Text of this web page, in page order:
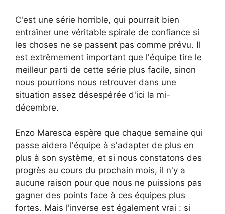
C'est une série horrible, qui pourrait bien
entraîner une véritable spirale de confiance si
les choses ne se passent pas comme prévu. Il
est extrêmement important que l'équipe tire le
meilleur parti de cette série plus facile, sinon
nous pourrions nous retrouver dans une
situation assez désespérée d'ici la mi-
décembre.
Enzo Maresca espère que chaque semaine qui
passe aidera l'équipe à s'adapter de plus en
plus à son système, et si nous constatons des
progrès au cours du prochain mois, il n'y a
aucune raison pour que nous ne puissions pas
gagner des points face à ces équipes plus
fortes. Mais l'inverse est également vrai : si